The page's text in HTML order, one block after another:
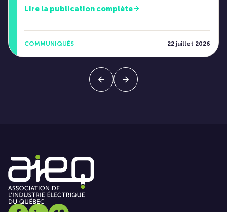
Lire la publication complète
COMMUNIQUÉS 22 juillet 2026